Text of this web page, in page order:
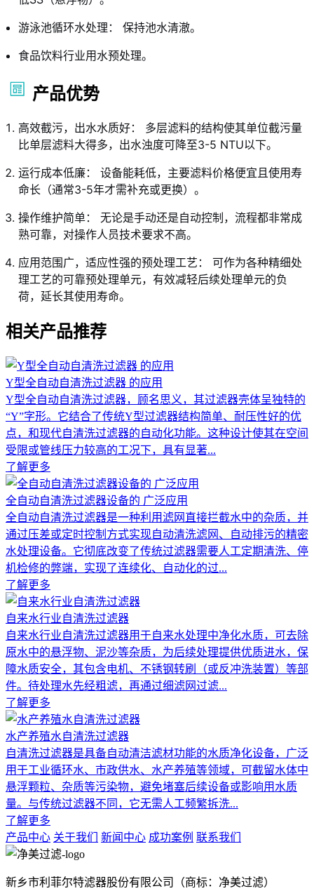
游泳池循环水处理： 保持池水清澈。
食品饮料行业用水预处理。
产品优势
高效截污，出水水质好： 多层滤料的结构使其单位截污量
比单层滤料大得多，出水浊度可降至3-5 NTU以下。
运行成本低廉： 设备能耗低，主要滤料价格便宜且使用寿
命长（通常3-5年才需补充或更换）。
操作维护简单： 无论是手动还是自动控制，流程都非常成
熟可靠，对操作人员技术要求不高。
应用范围广，适应性强的预处理工艺： 可作为各种精细处
理工艺的可靠预处理单元，有效减轻后续处理单元的负
荷，延长其使用寿命。
相关产品推荐
Y型全自动自清洗过滤器 的应用
Y型全自动自清洗过滤器，顾名思义，其过滤器壳体呈独特的
“Y”字形。它结合了传统Y型过滤器结构简单、耐压性好的优
点，和现代自清洗过滤器的自动化功能。这种设计使其在空间
受限或管线压力较高的工况下，具有显著...
了解更多
全自动自清洗过滤器设备的 广泛应用
全自动自清洗过滤器是一种利用滤网直接拦截水中的杂质，并
通过压差或定时控制方式实现自动清洗滤网、自动排污的精密
水处理设备。它彻底改变了传统过滤器需要人工定期清洗、停
机检修的弊端，实现了连续化、自动化的过...
了解更多
自来水行业自清洗过滤器
自来水行业自清洗过滤器用于自来水处理中净化水质，可去除
原水中的悬浮物、泥沙等杂质，为后续处理提供优质进水，保
障水质安全，其包含电机、不锈钢转刷（或反冲洗装置）等部
件。待处理水先经粗滤，再通过细滤网过滤...
了解更多
水产养殖水自清洗过滤器
自清洗过滤器是具备自动清洁滤材功能的水质净化设备，广泛
用于工业循环水、市政供水、水产养殖等领域，可截留水体中
悬浮颗粒、杂质等污染物，避免堵塞后续设备或影响用水质
量。与传统过滤器不同，它无需人工频繁拆洗...
了解更多
产品中心 关于我们 新闻中心 成功案例 联系我们
新乡市利菲尔特滤器股份有限公司（商标：净美过滤）